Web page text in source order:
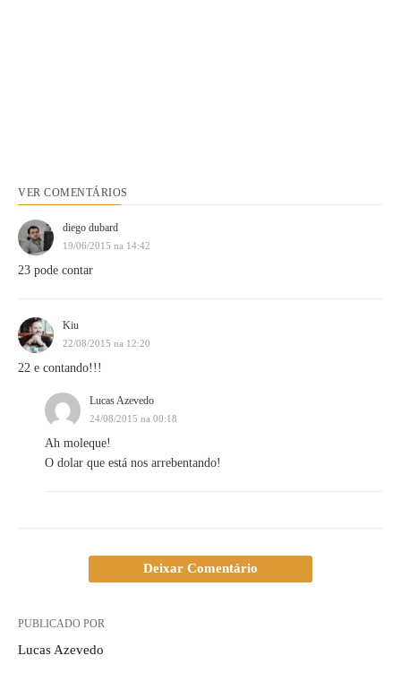
VER COMENTÁRIOS
diego dubard
19/06/2015 na 14:42
23 pode contar
Kiu
22/08/2015 na 12:20
22 e contando!!!
Lucas Azevedo
24/08/2015 na 00:18
Ah moleque!
O dolar que está nos arrebentando!
Deixar Comentário
PUBLICADO POR
Lucas Azevedo